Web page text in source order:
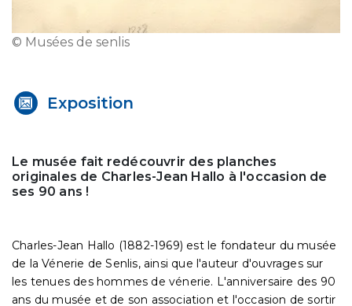
© Musées de senlis
Exposition
Le musée fait redécouvrir des planches
originales de Charles-Jean Hallo à l'occasion de
ses 90 ans !
Charles-Jean Hallo (1882-1969) est le fondateur du musée
de la Vénerie de Senlis, ainsi que l'auteur d'ouvrages sur
les tenues des hommes de vénerie. L'anniversaire des 90
ans du musée et de son association et l'occasion de sortir